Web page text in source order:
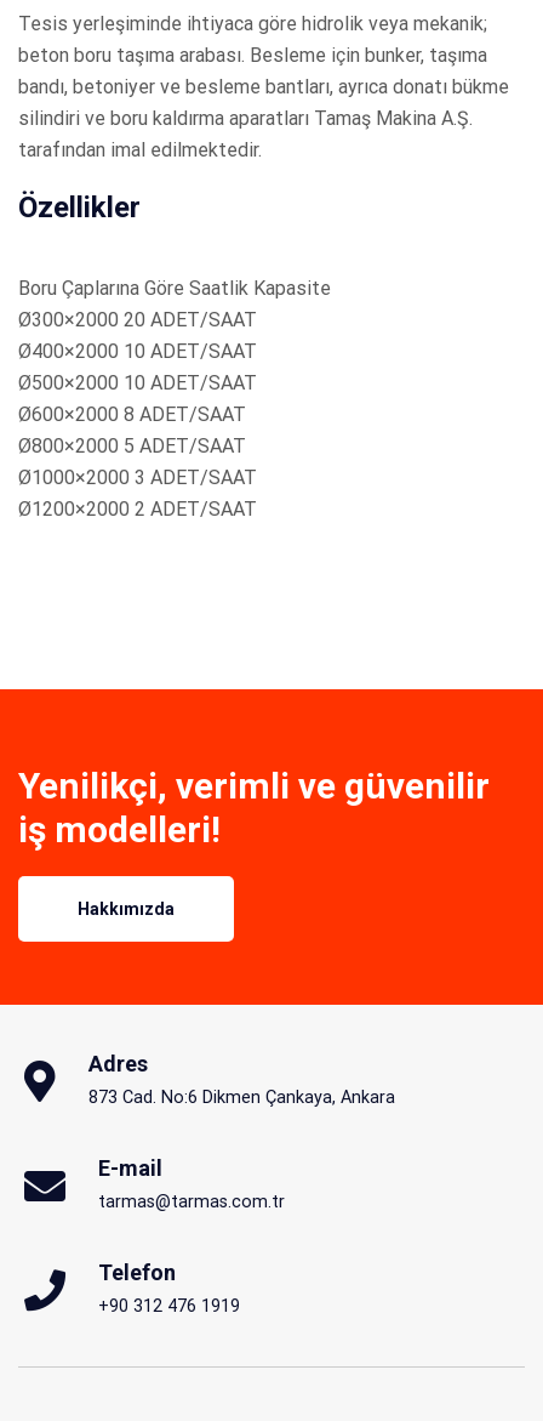
Tesis yerleşiminde ihtiyaca göre hidrolik veya mekanik;
beton boru taşıma arabası. Besleme için bunker, taşıma
bandı, betoniyer ve besleme bantları, ayrıca donatı bükme
silindiri ve boru kaldırma aparatları Tamaş Makina A.Ş.
tarafından imal edilmektedir.
Özellikler
Boru Çaplarına Göre Saatlik Kapasite
Ø300×2000 20 ADET/SAAT
Ø400×2000 10 ADET/SAAT
Ø500×2000 10 ADET/SAAT
Ø600×2000 8 ADET/SAAT
Ø800×2000 5 ADET/SAAT
Ø1000×2000 3 ADET/SAAT
Ø1200×2000 2 ADET/SAAT
Yenilikçi, verimli ve güvenilir
iş modelleri!
Hakkımızda
Adres
873 Cad. No:6 Dikmen Çankaya, Ankara
E-mail
tarmas@tarmas.com.tr
Telefon
+90 312 476 1919